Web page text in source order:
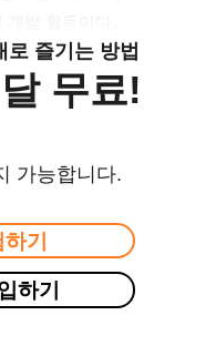
즐기는 방법
무료!
가능합니다.
기
하기